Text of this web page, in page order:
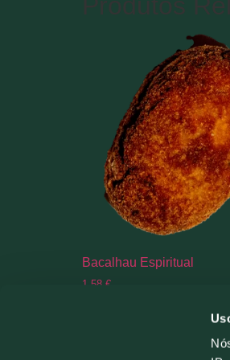
Bacalhau Espiritual
1,58 €